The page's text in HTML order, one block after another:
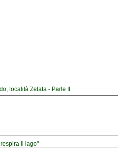
località Zelata - Parte II
il lago"